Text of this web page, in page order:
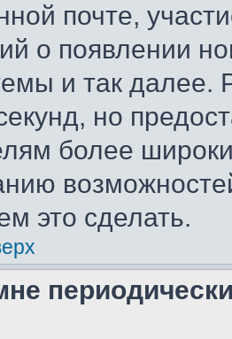
почте,
о появлении
и так далее.
но
более
это сделать.